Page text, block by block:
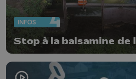
INFOS
Stop à la balsamine de